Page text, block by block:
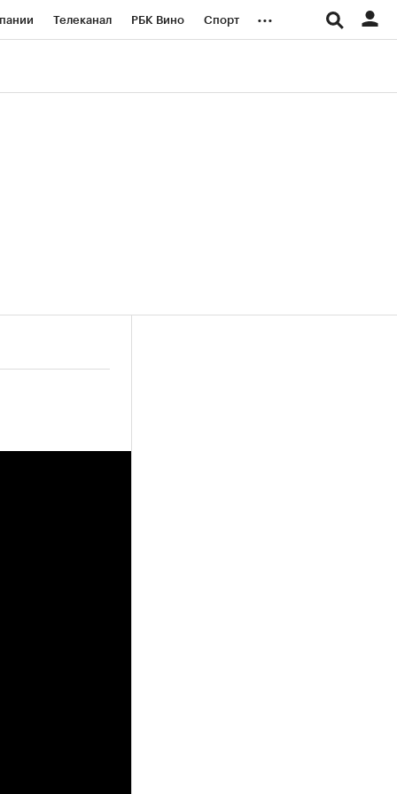
Телеканал РБК Вино Спорт ...